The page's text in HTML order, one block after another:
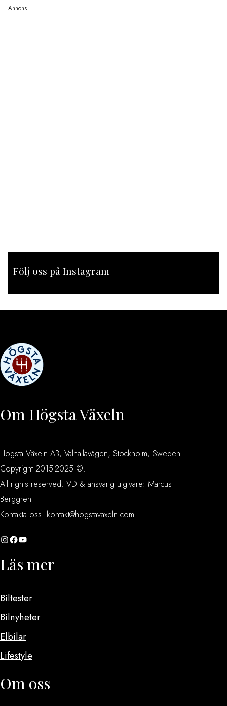
Annons
Följ oss på Instagram
Om Högsta Växeln
Högsta Växeln AB, Valhallavägen, Stockholm, Sweden.
Copyright 2015-2025 ©.
All rights reserved. VD & ansvarig utgivare: Marcus
Berggren
Kontakta oss: kontakt@hogstavaxeln.com
InstagramFacebook YouTube
Läs mer
Biltester
Bilnyheter
Elbilar
Lifestyle
Om oss